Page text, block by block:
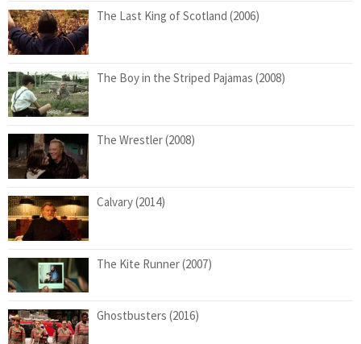
The Last King of Scotland (2006)
The Boy in the Striped Pajamas (2008)
The Wrestler (2008)
Calvary (2014)
The Kite Runner (2007)
Ghostbusters (2016)